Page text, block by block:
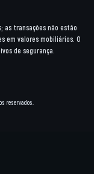
as transações não estão
em valores mobiliários. O
de segurança.
reservados.